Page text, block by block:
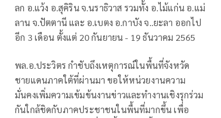
ลก อ.แว้ง อ.สุคิริน จ.นราธิวาส รวมทั้ง อ.ไม้แก่น อ.แม่
ลาน จ.ปัตตานี และ อ.เบตง อ.กาบัง จ..ยะลา ออกไป
อีก 3 เดือน ตั้งแต่ 20 กันยายน - 19 ธันวาคม 2565
พล.อ.ประวิตร กำชับถึงเหตุการณ์ในพื้นที่จังหวัด
ชายแดนภาคใต้ที่ผ่านมา ขอให้หน่วยงานความ
มั่นคงเพิ่มความเข้มข้นงานข่าวและทำงานเชิงรุกร่วม
กันใกล้ชิดกับภาคประชาชนในพื้นที่มากขึ้น เพื่อ